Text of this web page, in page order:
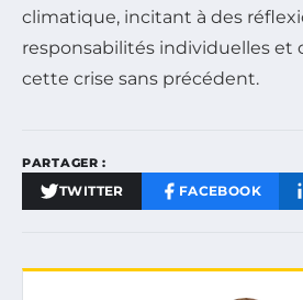
climatique, incitant à des
responsabilités individuelles et
cette crise sans précédent.
PARTAGER :
TWITTER FACEBOOK